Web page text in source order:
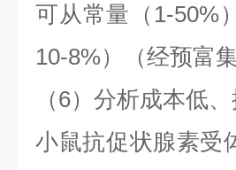
可从常量（ 1-50%
10-8%）（经预富集
（6）分析成本低
小鼠抗促状腺素受